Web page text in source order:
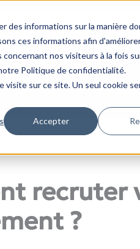
des informations sur la manière
ces informations afin
nos visiteurs à la fois
Politique de confidentialité.
sur ce site. Un seul cookie
Accepter
Agences Conseils
recruter
?